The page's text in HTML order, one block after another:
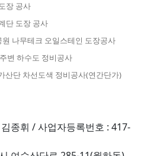
장 공사
단 도장 공사
원 나무테크 오일스테인 도장공사
변 하수도 정비공사
산단 차선도색 정비공사(연간단가)
종휘 / 사업자등록번호 : 417-